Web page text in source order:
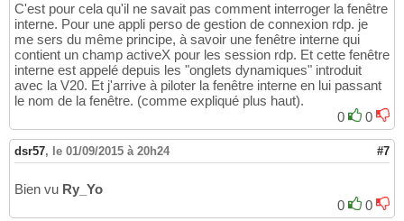
C'est pour cela qu'il ne savait pas comment interroger la fenêtre
interne. Pour une appli perso de gestion de connexion rdp. je
me sers du même principe, à savoir une fenêtre interne qui
contient un champ activeX pour les session rdp. Et cette fenêtre
interne est appelé depuis les "onglets dynamiques" introduit
avec la V20. Et j'arrive à piloter la fenêtre interne en lui passant
le nom de la fenêtre. (comme expliqué plus haut).
0
0
dsr57, le 01/09/2015 à 20h24 #7
Bien vu Ry_Yo
0
0